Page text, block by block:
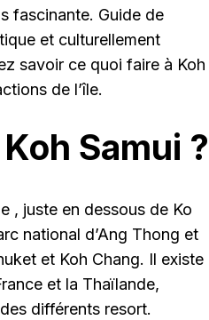
fascinante. Guide de
et culturellement
savoir ce quoi faire à Koh
de l’île.
Samui ?
, juste en dessous de Ko
national d’Ang Thong et
et Koh Chang. Il existe
et la Thaïlande,
différents resort.